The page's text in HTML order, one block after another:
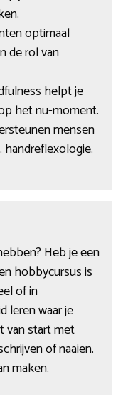
optimaal
de rol van
helpt je
het nu-moment.
mensen
Heb je een
hobbycursus is
of in
leren waar je
van start met
of naaien.
maken.